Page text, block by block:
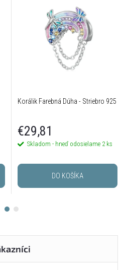
Korálik Farebná Dúha - Striebro 925
€29,81
Skladom - hneď odosielame 2 ks
DO KOŠÍKA